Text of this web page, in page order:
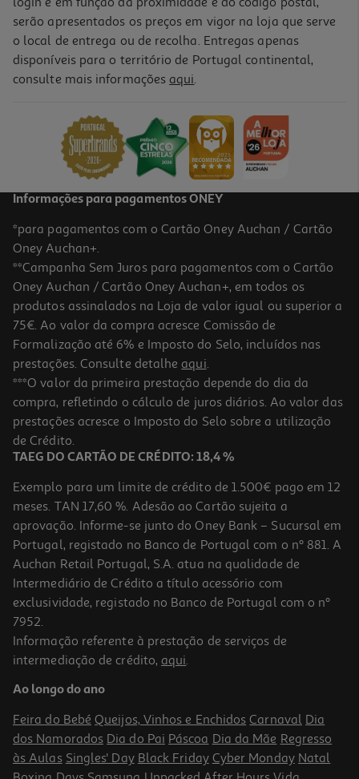
serão apresentados os preços em vigor na loja que serve
o local de entrega ou de recolha. Entregas apenas
disponíveis para o território de Portugal continental,
consulte mais informações aqui.
Informações para pagamentos ONEY
*para pagamentos com o Cartão Oney Auchan / Cartão
Oney Auchan+.
**Campanha Sem Juros para pagamentos com o Cartão
Oney Auchan / Cartão Oney Auchan+, em todos os
produtos assinalados na Loja de valor igual ou superior a
75€. Ao valor da compra acresce Comissão de
Formalização até 6% e Imposto do Selo, incluídos nas
prestações. Consulte detalhe aqui.
***O valor da primeira prestação depende do dia da
compra, refletindo o cálculo de juros diários. Ao valor das
prestações acresce o Imposto do Selo sobre a utilização
de Crédito.
TAEG DO CARTÃO DE CRÉDITO: 18,4 %
Exemplo para um limite de crédito de 1.500€ pago em 12
meses. TAN 17,60 %. Adesão ao Cartão sujeita a
aprovação. Informe-se junto do Oney Bank – Sucursal em
Portugal, registado no Banco de Portugal com o nº 881. A
Auchan Retail Portugal, S.A. atua na qualidade de
Intermediário de Crédito a título acessório com
exclusividade, registado no Banco de Portugal com o nº
7952.
Informação referente à prestação de serviços de
intermediação de crédito, aqui.
Ao longo do ano
Feira do Bebé Queijos, Vinhos e Enchidos Carnaval Dia
dos Namorados Dia do Pai Páscoa Dia da Mãe Regresso
às Aulas Singles' Day Black Friday Cyber Monday Natal